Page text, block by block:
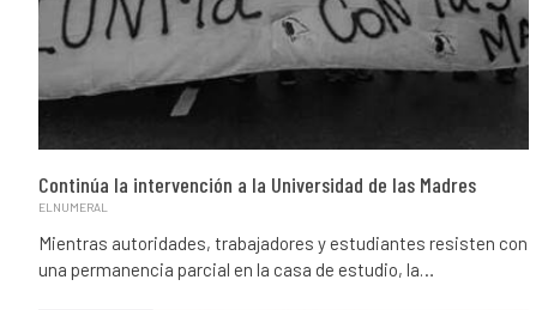
Continúa la intervención a la Universidad de las Madres
ELNUMERAL
Mientras autoridades, trabajadores y estudiantes resisten con
una permanencia parcial en la casa de estudio, la…